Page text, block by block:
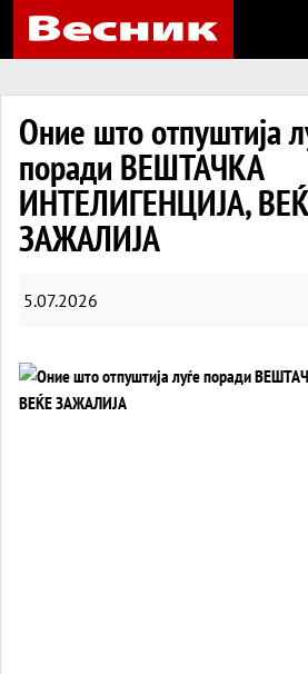
Оние што отпуштија
поради ВЕШТАЧКА
ИНТЕЛИГЕНЦИЈА,
ЗАЖАЛИЈА
5.07.2026